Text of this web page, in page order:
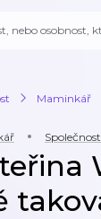
Maminkář
Společnost